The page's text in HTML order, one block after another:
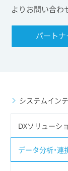
よりお問い合わ
パート
システムイン
DXソリューシ
データ分析・連